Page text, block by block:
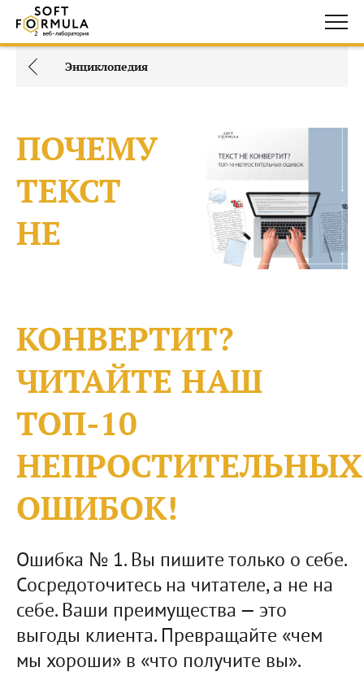
Энциклопедия
ПОЧЕМУ
ТЕКСТ
НЕ
КОНВЕРТИТ?
ЧИТАЙТЕ НАШ
ТОП-10
НЕПРОСТИТЕЛЬНЫХ
ОШИБОК!
Ошибка № 1. Вы пишите только о себе.
Сосредоточитесь на читателе, а не на
себе. Ваши преимущества — это
выгоды клиента. Превращайте «чем
мы хороши» в «что получите вы».